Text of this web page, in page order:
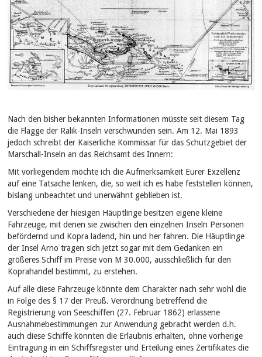
Nach den bisher bekannten Informationen müsste seit diesem Tag
die Flagge der Ralik-Inseln verschwunden sein. Am 12. Mai 1893
jedoch schreibt der Kaiserliche Kommissar für das Schutzgebiet der
Marschall-Inseln an das Reichsamt des Innern:
Mit vorliegendem möchte ich die Aufmerksamkeit Eurer Exzellenz
auf eine Tatsache lenken, die, so weit ich es habe feststellen können,
bislang unbeachtet und unerwähnt geblieben ist.
Verschiedene der hiesigen Häuptlinge besitzen eigene kleine
Fahrzeuge, mit denen sie zwischen den einzelnen Inseln Personen
befördernd und Kopra ladend, hin und her fahren. Die Häuptlinge
der Insel Arno tragen sich jetzt sogar mit dem Gedanken ein
größeres Schiff im Preise von M 30.000, ausschließlich für den
Koprahandel bestimmt, zu erstehen.
Auf alle diese Fahrzeuge könnte dem Charakter nach sehr wohl die
in Folge des § 17 der Preuß. Verordnung betreffend die
Registrierung von Seeschiffen (27. Februar 1862) erlassene
Ausnahmebestimmungen zur Anwendung gebracht werden d.h.
auch diese Schiffe könnten die Erlaubnis erhalten, ohne vorherige
Eintragung in ein Schiffsregister und Erteilung eines Zertifikates die